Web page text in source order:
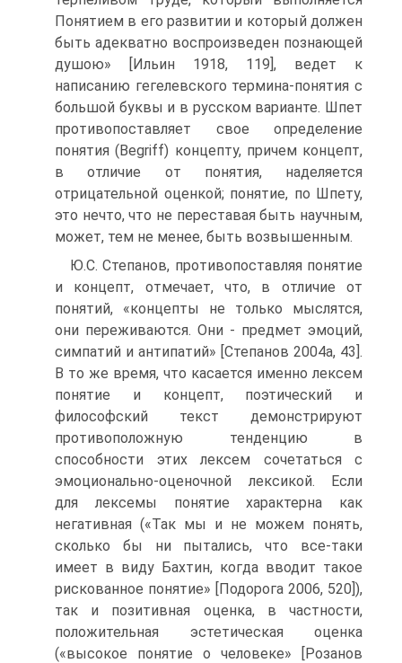
Понятием в его развитии и который должен
быть адекватно воспроизведен познающей
душою» [Ильин 1918, 119], ведет к
написанию гегелевского термина-понятия с
большой буквы и в русском варианте. Шпет
противопоставляет свое определение
понятия (Begriff) концепту, причем концепт,
в отличие от понятия, наделяется
отрицательной оценкой; понятие, по Шпету,
это нечто, что не переставая быть научным,
может, тем не менее, быть возвышенным.
Ю.С. Степанов, противопоставляя понятие
и концепт, отмечает, что, в отличие от
понятий, «концепты не только мыслятся,
они переживаются. Они - предмет эмоций,
симпатий и антипатий» [Степанов 2004а, 43].
В то же время, что касается именно лексем
понятие и концепт, поэтический и
философский текст демонстрируют
противоположную тенденцию в
способности этих лексем сочетаться с
эмоционально-оценочной лексикой. Если
для лексемы понятие характерна как
негативная («Так мы и не можем понять,
сколько бы ни пытались, что все-таки
имеет в виду Бахтин, когда вводит такое
рискованное понятие» [Подорога 2006, 520]),
так и позитивная оценка, в частности,
положительная эстетическая оценка
(«высокое понятие о человеке» [Розанов